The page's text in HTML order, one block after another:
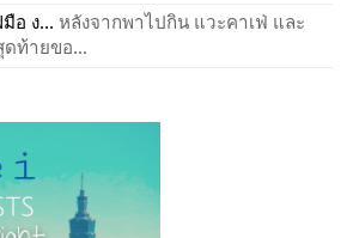
อ ง... หลังจากพาไปกิน แวะคาเฟ่ และ
ดท้ายขอ...